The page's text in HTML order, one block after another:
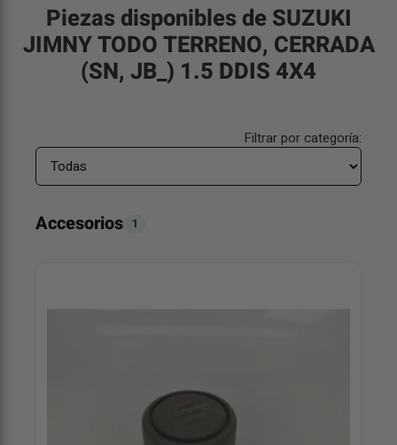
Piezas disponibles de SUZUKI
JIMNY TODO TERRENO, CERRADA
(SN, JB_) 1.5 DDIS 4X4
Filtrar por categoría:
Accesorios 1